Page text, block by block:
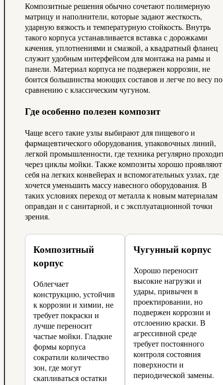
Композитные решения обычно сочетают полимерную
матрицу и наполнители, которые задают жесткость,
ударную вязкость и температурную стойкость. Внутрь
такого корпуса устанавливается вставка с дорожками
качения, уплотнениями и смазкой, а квадратный фланец
служит удобным интерфейсом для монтажа на рамы и
панели. Материал корпуса не подвержен коррозии, не
боится большинства моющих составов и легче по весу по
сравнению с классическим чугуном.
Где особенно полезен композит
Чаще всего такие узлы выбирают для пищевого и
фармацевтического оборудования, упаковочных линий,
легкой промышленности, где техника регулярно
через циклы мойки. Также композиты хорошо проявляют
себя на легких конвейерах и вспомогательных узлах, где
хочется уменьшить массу навесного оборудования. В
таких условиях переход от металла к новым материалам
оправдан и с санитарной, и с эксплуатационной точки
зрения.
Композитный
корпус
Облегчает
конструкцию, устойчив
к коррозии и химии, не
требует покраски и
лучше переносит
частые мойки. Гладкие
формы корпуса
сократили количество
зон, где могут
скапливаться остатки
Чугунный корпус
Хорошо переносит
высокие нагрузки и
удары, привычен в
проектировании, но
подвержен коррозии и
отслоению краски. В
агрессивной среде
требует постоянного
контроля состояния
поверхности и
периодической замены.